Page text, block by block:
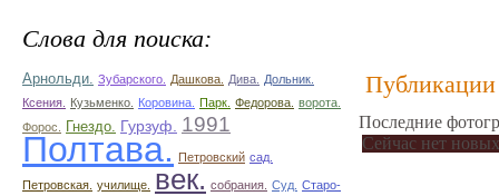
Слова для поиска:
Арнольди. Зубарского. Дашкова. Дива.
Дольник.
Ксения.
Кузьменко. Коровина. Парк. Федорова. ворота.
Форос.
Гнездо. Гурзуф. 1991
Полтава. Петровский сад.
Петровская. училище. век. собрания. Суд. Старо-
Публикации
Последние
Сейчас нет